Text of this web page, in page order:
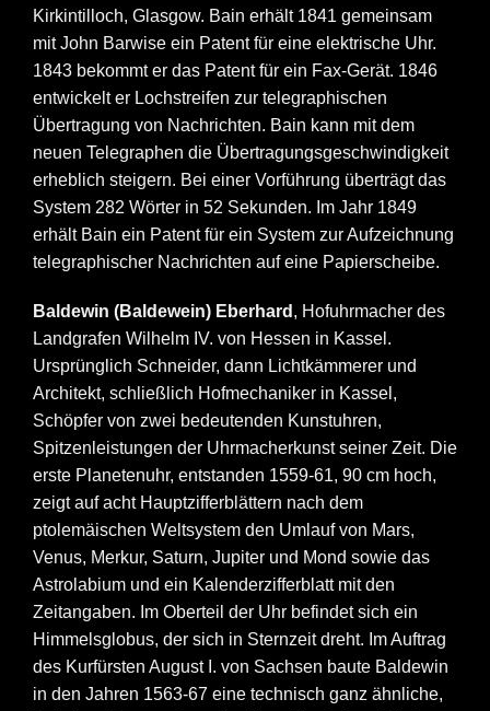
Kirkintilloch, Glasgow. Bain erhält 1841 gemeinsam
mit John Barwise ein Patent für eine elektrische Uhr.
1843 bekommt er das Patent für ein Fax-Gerät. 1846
entwickelt er Lochstreifen zur telegraphischen
Übertragung von Nachrichten. Bain kann mit dem
neuen Telegraphen die Übertragungsgeschwindigkeit
erheblich steigern. Bei einer Vorführung überträgt das
System 282 Wörter in 52 Sekunden. Im Jahr 1849
erhält Bain ein Patent für ein System zur Aufzeichnung
telegraphischer Nachrichten auf eine Papierscheibe.
Baldewin (Baldewein) Eberhard , Hofuhrmacher des
Landgrafen Wilhelm IV. von Hessen in Kassel.
Ursprünglich Schneider, dann Lichtkämmerer und
Architekt, schließlich Hofmechaniker in Kassel,
Schöpfer von zwei bedeutenden Kunstuhren,
Spitzenleistungen der Uhrmacherkunst seiner Zeit. Die
erste Planetenuhr, entstanden 1559-61, 90 cm hoch,
zeigt auf acht Hauptzifferblättern nach dem
ptolemäischen Weltsystem den Umlauf von Mars,
Venus, Merkur, Saturn, Jupiter und Mond sowie das
Astrolabium und ein Kalenderzifferblatt mit den
Zeitangaben. Im Oberteil der Uhr befindet sich ein
Himmelsglobus, der sich in Sternzeit dreht. Im Auftrag
des Kurfürsten August I. von Sachsen baute Baldewin
in den Jahren 1563-67 eine technisch ganz ähnliche,